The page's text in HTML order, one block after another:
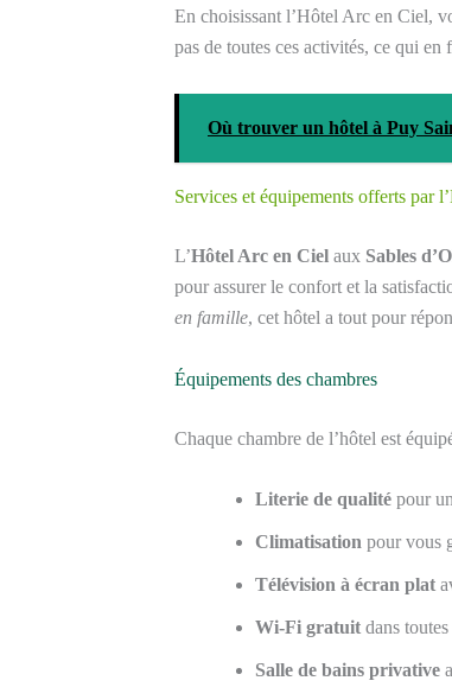
En choisissant l’Hôtel Arc en Ciel,
pas de toutes ces activités, ce qui
Où trouver un hôtel à Puy
Services et équipements offerts par
L’Hôtel Arc en Ciel aux Sables
pour assurer le confort et la
en famille, cet hôtel a tout pour
Équipements des chambres
Chaque chambre de l’hôtel est
Literie de qualité pour
Climatisation pour vous
Télévision à écran plat
Wi-Fi gratuit dans
Salle de bains privative